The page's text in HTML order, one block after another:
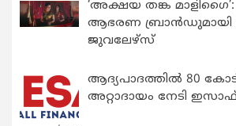
‘അക്ഷയ തങ്ക മാളിഗൈ’:
ആഭരണ ബ്രാന്‍ഡുമായി
ജുവലേഴ്‌സ്
ആദ്യപാദത്തിൽ 80
അറ്റാദായം നേടി